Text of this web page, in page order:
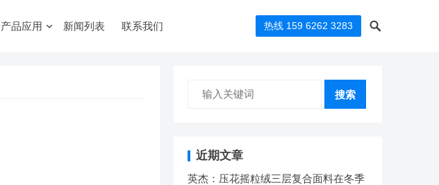
产品应用 新闻列表 联系我们 热线 159 6262 3283
搜索
近期文章
英杰：压花摇粒绒三层复合面料在冬季